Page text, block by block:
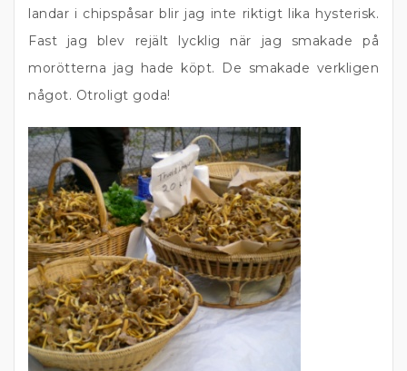
landar i chipspåsar blir jag inte riktigt lika hysterisk.
Fast jag blev rejält lycklig när jag smakade på
morötterna jag hade köpt. De smakade verkligen
något. Otroligt goda!